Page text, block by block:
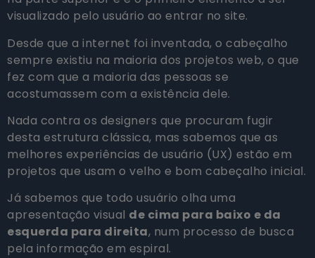
visualizado pelo usuário ao entrar no site.
Desde que a internet foi inventada, o cabeçalho
sempre existiu na maioria dos projetos web, o que
fez com que a maioria das pessoas se
acostumassem com a existência dele.
Nada contra os designers que procuram fugir
desta estrutura clássica, mas sabemos que as
melhores experiências de usuário (UX) estão em
projetos que usam o velho e bom cabeçalho inicial.
Já sabemos que todo usuário olha uma
apresentação visual de cima para baixo e da
esquerda para direita, num processo de busca
pela informação em espiral.